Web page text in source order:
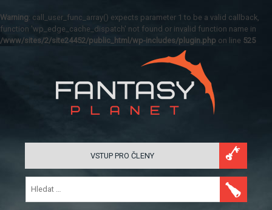
Warning: call_user_func_array() expects parameter 1 to be a valid callback,
function 'wp_edge_cache_dispatch' not found or invalid function name in
/www/sites/2/site24452/public_html/wp-includes/plugin.php on line 525
VSTUP PRO ČLENY